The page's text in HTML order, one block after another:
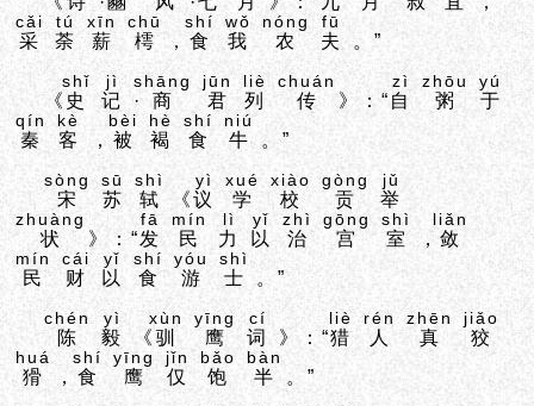
采
cǎi
荼
tú
薪
xīn
樗
chū
， 食
shí
我
wǒ
农
nóng
夫
fū
。”
《 史
shǐ
记
jì
· 商
shāng
君
jūn
列
liè
传
chuán
》：“ 自
zì
粥
zhōu
于
yú
秦
qín
客
kè
， 被
bèi
褐
hè
食
shí
牛
niú
。”
宋
sòng
苏
sū
轼
shì
《议
yì
学
xué
校
xiào
贡
gòng
举
jǔ
状
zhuàng
》：“发
fā
民
mín
力
lì
以
yǐ
治
zhì
宫
gōng
室
shì
，敛
liǎn
民
mín
财
cái
以
yǐ
食
shí
游
yóu
士
shì
。”
陈
chén
毅
yì
《 驯
xùn
鹰
yīng
词
cí
》：“猎
liè
人
rén
真
zhēn
狡
jiǎo
猾
huá
， 食
shí
鹰
yīng
仅
jǐn
饱
bǎo
半
bàn
。”